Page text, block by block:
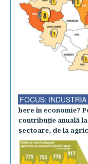
FOCUS:
bere în economie?
contribuţie anuală
sectoare, de la